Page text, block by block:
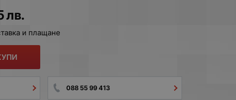
лв.
и плащане
088 55 99 413